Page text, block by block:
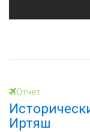
Отчет
Иртяш